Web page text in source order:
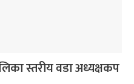
स्तरीय वडा अध्यक्षकप